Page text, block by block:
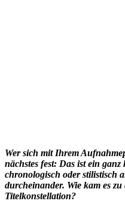
Wer sich mit Ihrem
nächstes fest: Das ist ein
chronologisch oder stilistisch
durcheinander. Wie kam es zu
Titelkonstellation?